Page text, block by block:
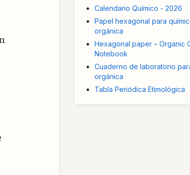
Calendario Químico - 2026
Papel hexagonal para
orgánica
Hexagonal paper – Organic
Notebook
Cuaderno de laboratorio
orgánica
Tabla Periódica Etimológica